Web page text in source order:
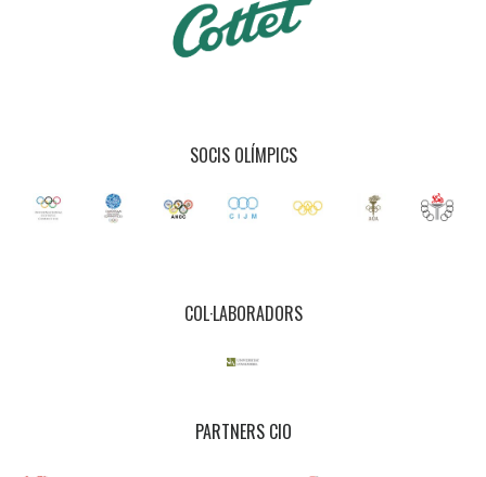
SOCIS OLÍMPICS
COL·LABORADORS
PARTNERS CIO